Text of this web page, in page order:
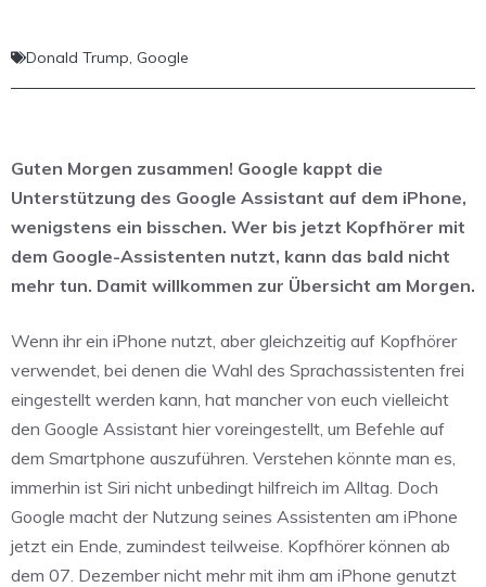
Donald Trump, Google
Guten Morgen zusammen! Google kappt die
Unterstützung des Google Assistant auf dem iPhone,
wenigstens ein bisschen. Wer bis jetzt Kopfhörer mit
dem Google-Assistenten nutzt, kann das bald nicht
mehr tun. Damit willkommen zur Übersicht am Morgen.
Wenn ihr ein iPhone nutzt, aber gleichzeitig auf Kopfhörer
verwendet, bei denen die Wahl des Sprachassistenten frei
eingestellt werden kann, hat mancher von euch vielleicht
den Google Assistant hier voreingestellt, um Befehle auf
dem Smartphone auszuführen. Verstehen könnte man es,
immerhin ist Siri nicht unbedingt hilfreich im Alltag. Doch
Google macht der Nutzung seines Assistenten am iPhone
jetzt ein Ende, zumindest teilweise. Kopfhörer können ab
dem 07. Dezember nicht mehr mit ihm am iPhone genutzt